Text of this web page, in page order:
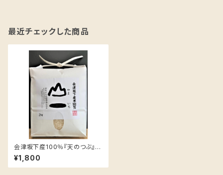
最近チェックした商品
会津坂下産100％『天のつぶ』
２ｋｇ
¥1,800